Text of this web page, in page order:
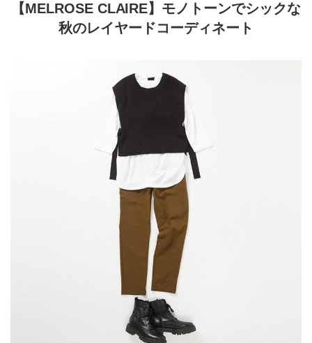
【MELROSE CLAIRE】モノトーンでシックな
秋のレイヤードコーディネート